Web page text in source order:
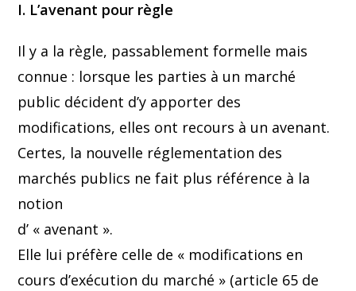
I. L’avenant pour règle
Il y a la règle, passablement formelle mais
connue : lorsque les parties à un marché
public décident d’y apporter des
modifications, elles ont recours à un avenant.
Certes, la nouvelle réglementation des
marchés publics ne fait plus référence à la
notion
d’ « avenant ».
Elle lui préfère celle de « modifications en
cours d’exécution du marché » (article 65 de